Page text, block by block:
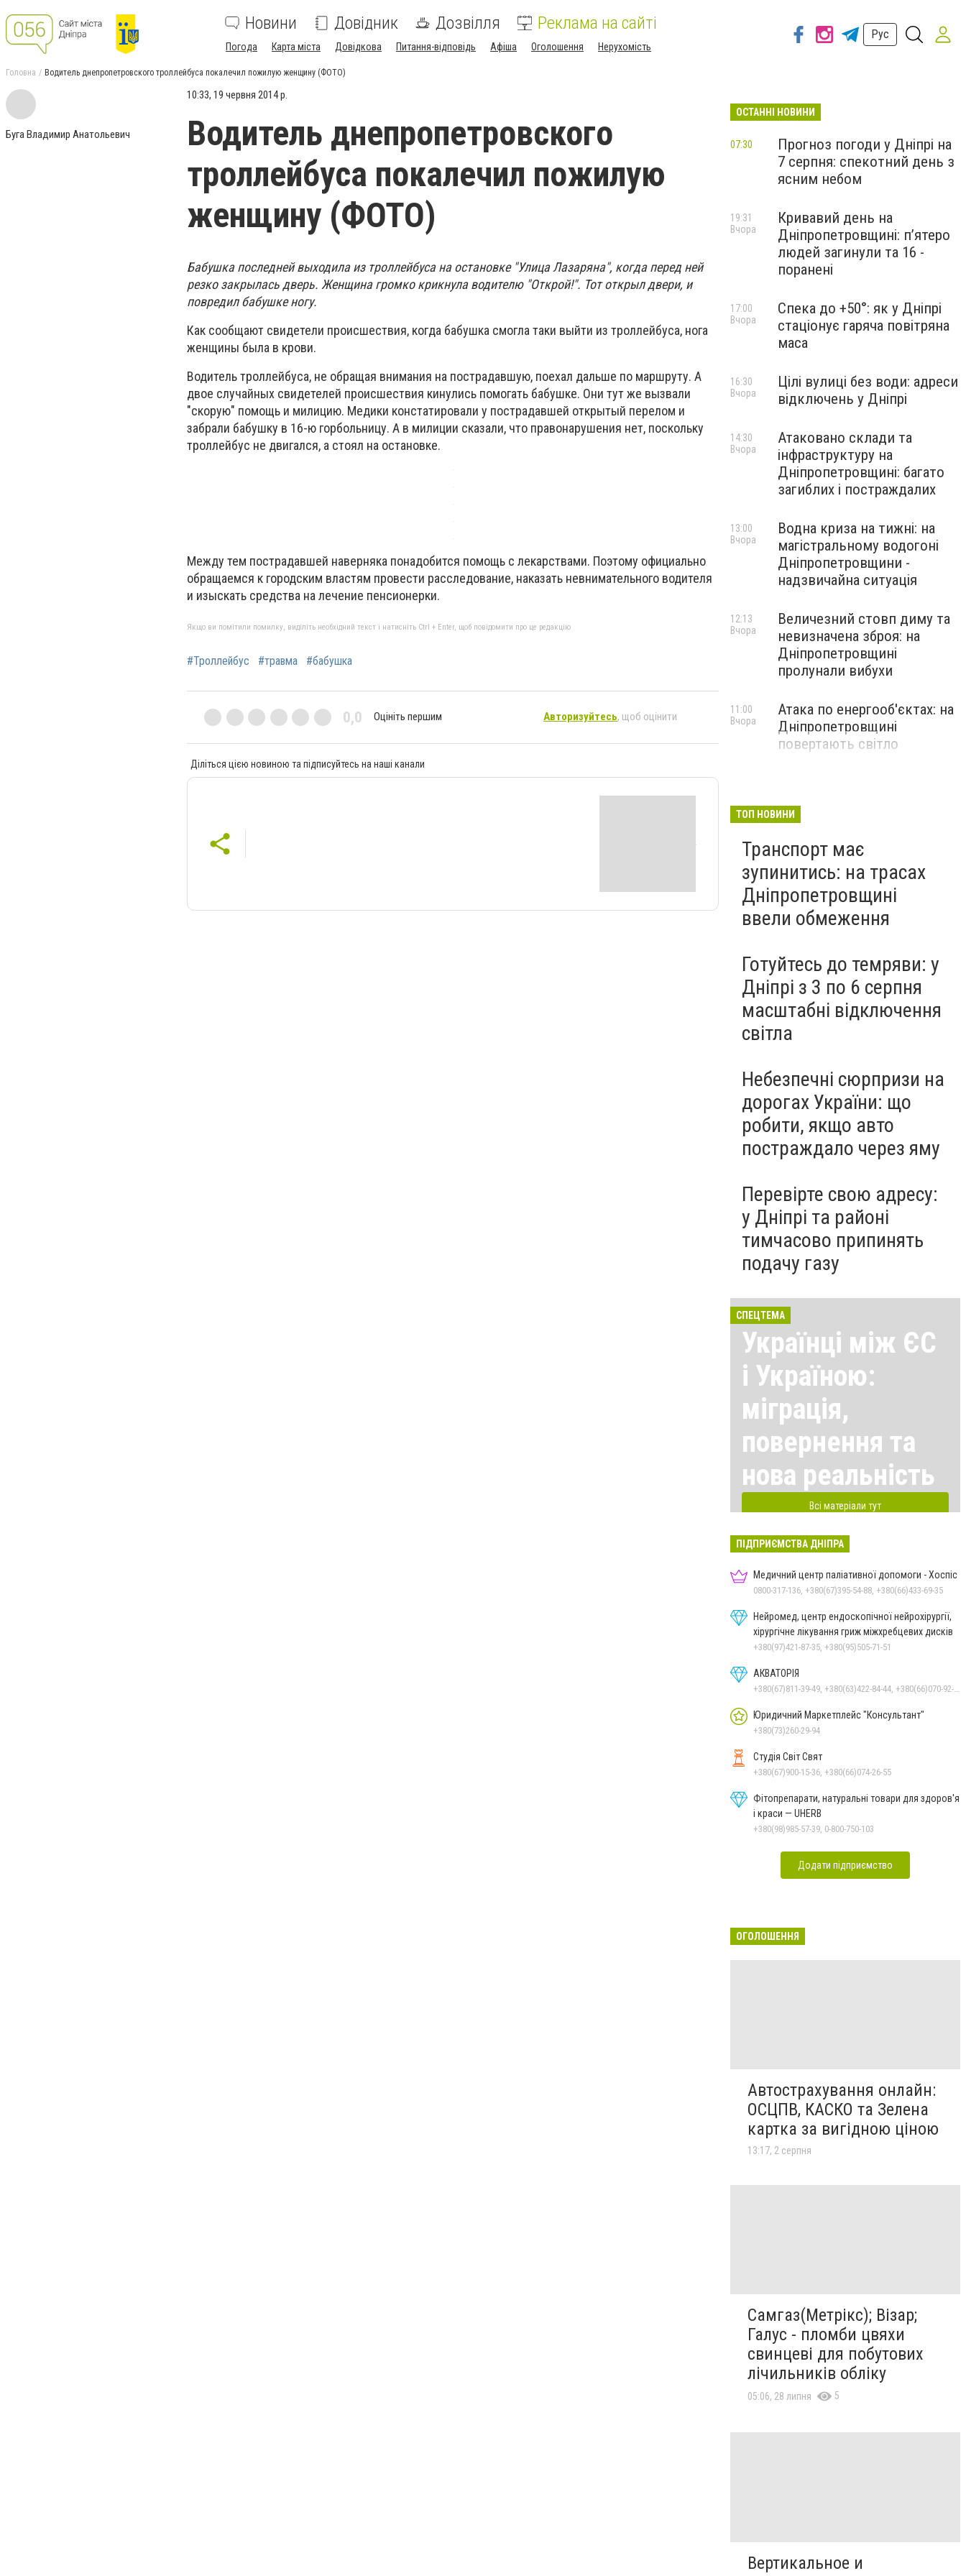
Новини Довідник Дозвілля Реклама на сайті
Погода Карта міста Довідкова Питання-відповідь Афіша Оголошення Нерухомість
Рус
Головна Водитель днепропетровского троллейбуса покалечил пожилую женщину (ФОТО)
Буга Владимир Анатольевич
10:33, 19 червня 2014 р.
Водитель днепропетровского
троллейбуса покалечил пожилую
женщину (ФОТО)
Бабушка последней выходила из троллейбуса на остановке "Улица Лазаряна", когда перед ней
резко закрылась дверь. Женщина громко крикнула водителю "Открой!". Тот открыл двери, и
повредил бабушке ногу.
Как сообщают свидетели происшествия, когда бабушка смогла таки выйти из троллейбуса, нога
женщины была в крови.
Водитель троллейбуса, не обращая внимания на пострадавшую, поехал дальше по маршруту. А
двое случайных свидетелей происшествия кинулись помогать бабушке. Они тут же вызвали
"скорую" помощь и милицию. Медики констатировали у пострадавшей открытый перелом и
забрали бабушку в 16-ю горбольницу. А в милиции сказали, что правонарушения нет, поскольку
троллейбус не двигался, а стоял на остановке.
Между тем пострадавшей наверняка понадобится помощь с лекарствами. Поэтому официально
обращаемся к городским властям провести расследование, наказать невнимательного водителя
и изыскать средства на лечение пенсионерки.
Якщо ви помітили помилку, виділіть необхідний текст і натисніть Ctrl + Enter, щоб повідомити про це редакцію
#Троллейбус #травма #бабушка
0,0 Оцініть першим Авторизуйтесь, щоб оцінити
Діліться цією новиною та підписуйтесь на наші канали
ОСТАННІ НОВИНИ
Прогноз погоди у Дніпрі на
7 серпня: спекотний день з
ясним небом
07:30
Кривавий день на
Дніпропетровщині: п’ятеро
людей загинули та 16 -
поранені
19:31
Вчора
Спека до +50°: як у Дніпрі
стаціонує гаряча повітряна
маса
17:00
Вчора
Цілі вулиці без води: адреси
відключень у Дніпрі
16:30
Вчора
Атаковано склади та
інфраструктуру на
Дніпропетровщині: багато
загиблих і постраждалих
14:30
Вчора
Водна криза на тижні: на
магістральному водогоні
Дніпропетровщини -
надзвичайна ситуація
13:00
Вчора
Величезний стовп диму та
невизначена зброя: на
Дніпропетровщині
пролунали вибухи
12:13
Вчора
Атака по енергооб'єктах: на
Дніпропетровщині
повертають світло
11:00
Вчора
ТОП НОВИНИ
Транспорт має
зупинитись: на трасах
Дніпропетровщині
ввели обмеження
Готуйтесь до темряви: у
Дніпрі з 3 по 6 серпня
масштабні відключення
світла
Небезпечні сюрпризи на
дорогах України: що
робити, якщо авто
постраждало через яму
Перевірте свою адресу:
у Дніпрі та районі
тимчасово припинять
подачу газу
СПЕЦТЕМА
Українці між ЄС
і Україною:
міграція,
повернення та
нова реальність
Всі матеріали тут
ПІДПРИЄМСТВА ДНІПРА
Медичний центр паліативної допомоги - Хоспіс
0800-317-136, +380(67)395-54-88, +380(66)433-69-35
Нейромед, центр ендоскопічної нейрохірургії,
хірургічне лікування гриж міжхребцевих дисків
+380(97)421-87-35, +380(95)505-71-51
АКВАТОРІЯ
Юридичний Маркетплейс "Консультант"
+380(73)260-29-94
Студія Світ Свят
+380(67)900-15-36, +380(66)074-26-55
Фітопрепарати, натуральні товари для здоров'я
і краси — UHERB
+380(98)985-57-39, 0-800-750-103
Додати підприємство
ОГОЛОШЕННЯ
Автострахування онлайн:
ОСЦПВ, КАСКО та Зелена
картка за вигідною ціною
13:17, 2 серпня
Самгаз(Метрікс); Візар;
Галус - пломби цвяхи
свинцеві для побутових
лічильників обліку
05:06, 28 липня 5
Вертикальное и